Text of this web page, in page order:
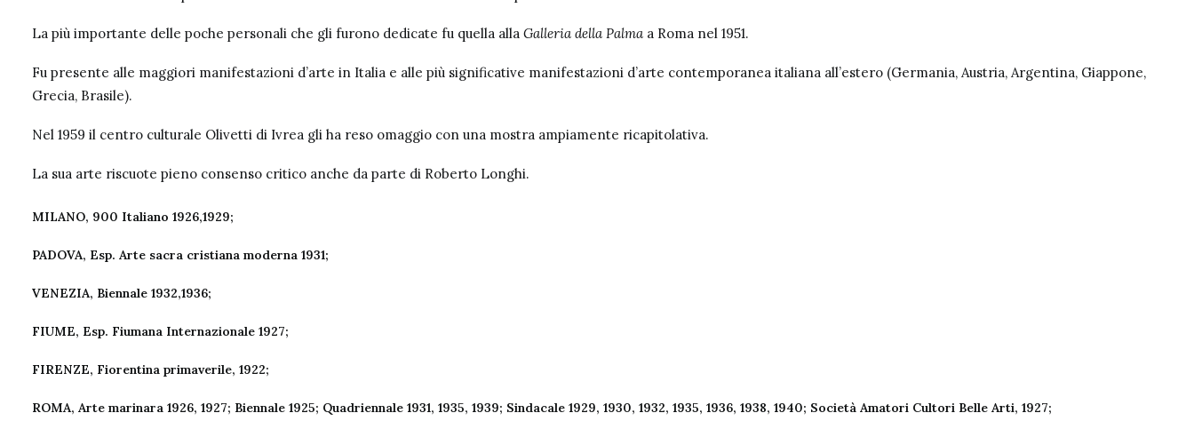
La più importante delle poche personali che gli furono dedicate fu quella alla Galleria della Palma a Roma nel 1951.
Fu presente alle maggiori manifestazioni d’arte in Italia e alle più significative manifestazioni d’arte contemporanea italiana all’estero (Germania, Austria, Argentina, Giappone,
Grecia, Brasile).
Nel 1959 il centro culturale Olivetti di Ivrea gli ha reso omaggio con una mostra ampiamente ricapitolativa.
La sua arte riscuote pieno consenso critico anche da parte di Roberto Longhi.
MILANO, 900 Italiano 1926,1929;
PADOVA, Esp. Arte sacra cristiana moderna 1931;
VENEZIA, Biennale 1932,1936;
FIUME, Esp. Fiumana Internazionale 1927;
FIRENZE, Fiorentina primaverile, 1922;
ROMA, Arte marinara 1926, 1927; Biennale 1925; Quadriennale 1931, 1935, 1939; Sindacale 1929, 1930, 1932, 1935, 1936, 1938, 1940; Società Amatori Cultori Belle Arti, 1927;